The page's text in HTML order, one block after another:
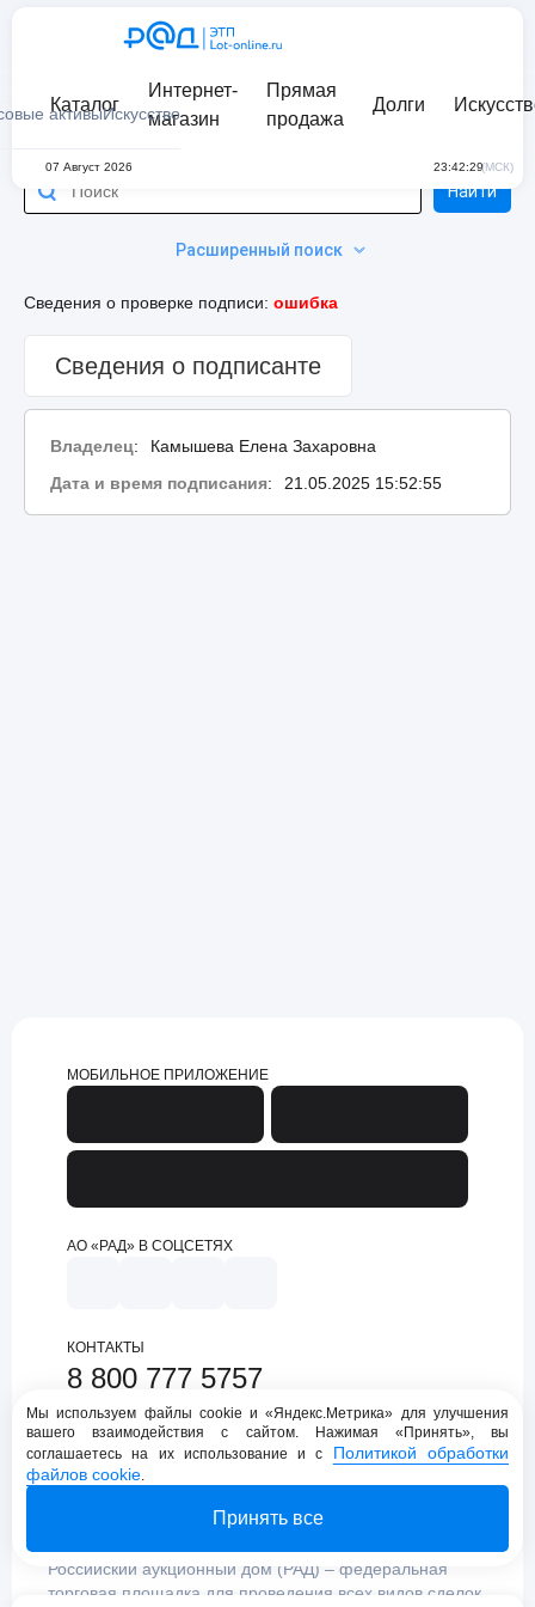
активыИскусство
Каталог
Интернет-
магазин
Прямая
продажа
Долги
07 Август 2026 23:42:29(МСК)
Расширенный поиск
Найти
Сведения о проверке подписи: ошибка
Сведения о подписанте
Владелец:
Камышева Елена Захаровна
Дата и время подписания: 21.05.2025 15:52:55
МОБИЛЬНОЕ ПРИЛОЖЕНИЕ
АО «РАД» В СОЦСЕТЯХ
КОНТАКТЫ
8 800 777 5757
support@lot-online.ru
Техническая поддержка
Российский аукционный дом (РАД) – федеральная
торговая площадка для проведения всех видов сделок
Мы используем файлы cookie и «Яндекс.Метрика» для улучшения
вашего взаимодействия с сайтом. Нажимая «Принять», вы
соглашаетесь на их использование и с Политикой обработки
файлов cookie.
Принять все